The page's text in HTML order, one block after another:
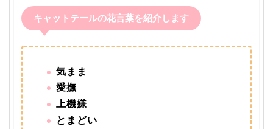
キャットテールの花言葉を紹介します
気まま
愛撫
上機嫌
とまどい